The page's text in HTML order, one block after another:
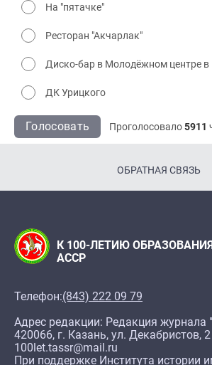
На "пятачке"
Ресторан "Акчарлак"
Диско-бар в Молодёжном центре в
ДК Урицкого
Голосовать Проголосовало5911
ОБРАТНАЯ СВЯЗЬ
К 100-ЛЕТИЮ
АССР
Телефон:(843) 222 09 79
Адрес редакции: Редакция журнала
420066, г. Казань, ул. Декабристов, 2
100let.tassr@mail.ru
При поддержке Института